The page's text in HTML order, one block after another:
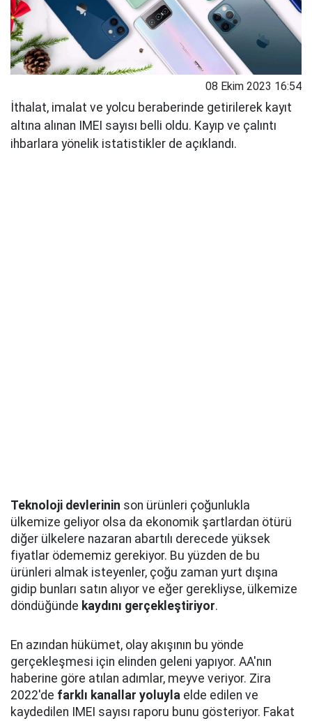
08 Ekim 2023 16:54
İthalat, imalat ve yolcu beraberinde getirilerek kayıt
altına alınan IMEI sayısı belli oldu. Kayıp ve çalıntı
ihbarlara yönelik istatistikler de açıklandı.
Teknoloji devlerinin son ürünleri çoğunlukla
ülkemize geliyor olsa da ekonomik şartlardan ötürü
diğer ülkelere nazaran abartılı derecede yüksek
fiyatlar ödememiz gerekiyor. Bu yüzden de bu
ürünleri almak isteyenler, çoğu zaman yurt dışına
gidip bunları satın alıyor ve eğer gerekliyse, ülkemize
döndüğünde kaydını gerçekleştiriyor.
En azından hükümet, olay akışının bu yönde
gerçekleşmesi için elinden geleni yapıyor. AA'nın
haberine göre atılan adımlar, meyve veriyor. Zira
2022'de farklı kanallar yoluyla elde edilen ve
kaydedilen IMEI sayısı raporu bunu gösteriyor. Fakat